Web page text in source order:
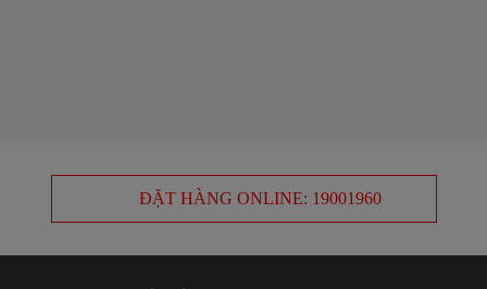
ĐẶT HÀNG ONLINE: 19001960